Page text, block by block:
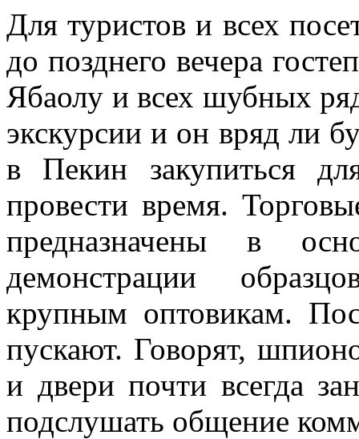
Для туристов и всех
до позднего вечера
Ябаолу и всех шубных
экскурсии и он вряд ли
в Пекин закупиться
провести время.
предназначены в
демонстрации
крупным оптовикам.
пускают. Говорят,
и двери почти всегда
подслушать общение